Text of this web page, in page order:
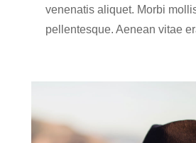
venenatis aliquet. Morbi
pellentesque. Aenean vitae